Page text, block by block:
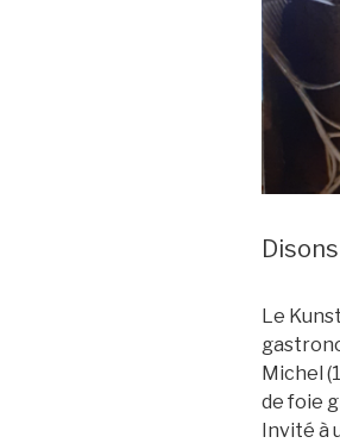
Le
Michel
de foie
Invité à